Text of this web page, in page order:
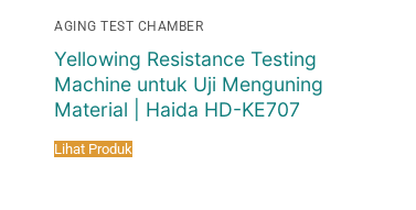
AGING TEST CHAMBER
Yellowing Resistance Testing
Machine untuk Uji Menguning
Material | Haida HD-KE707
Lihat Produk